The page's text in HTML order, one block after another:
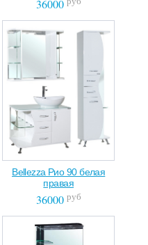
36000
Bellezza Рио 90 белая
правая
36000 руб